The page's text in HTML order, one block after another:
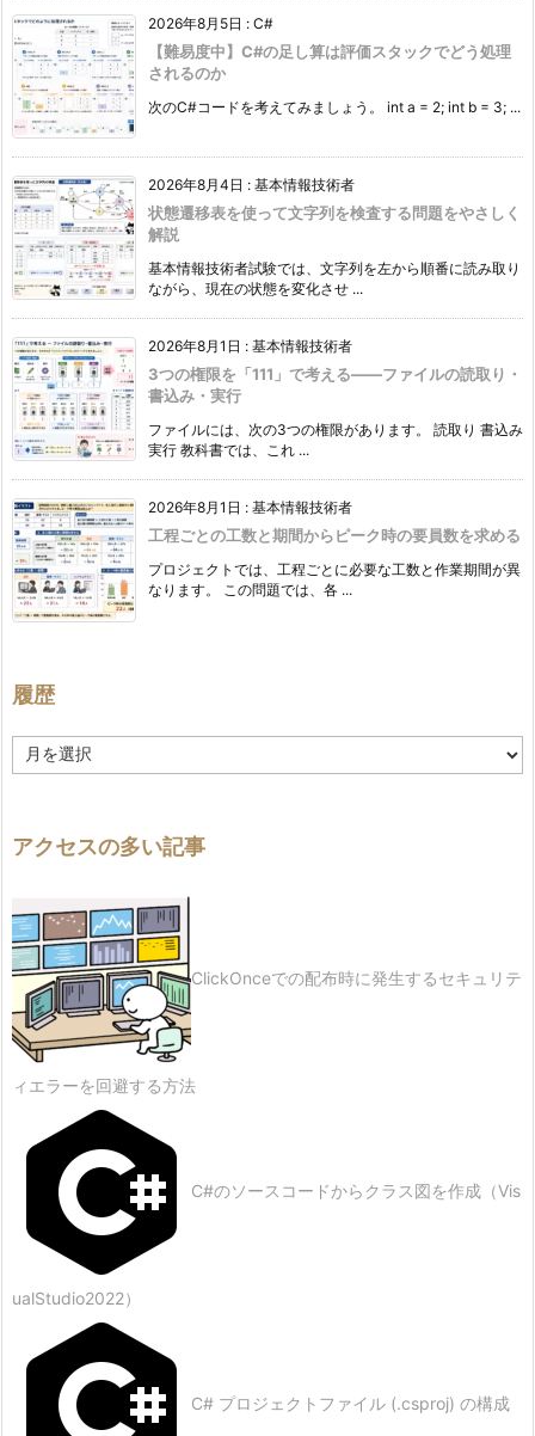
2026年8月5日 : C#
【難易度中】C#の足し算は評価スタックでどう処理
されるのか
次のC#コードを考えてみましょう。 int a = 2; int b = 3; ...
2026年8月4日 : 基本情報技術者
状態遷移表を使って文字列を検査する問題をやさしく
解説
基本情報技術者試験では、文字列を左から順番に読み取り
ながら、現在の状態を変化させ ...
2026年8月1日 : 基本情報技術者
3つの権限を「111」で考える――ファイルの読取り・
書込み・実行
ファイルには、次の3つの権限があります。 読取り 書込み
実行 教科書では、これ ...
2026年8月1日 : 基本情報技術者
工程ごとの工数と期間からピーク時の要員数を求める
プロジェクトでは、工程ごとに必要な工数と作業期間が異
なります。 この問題では、各 ...
履歴
歴
アクセスの多い記事
ClickOnceでの配布時に発生するセキュリテ
ィエラーを回避する方法
C#のソースコードからクラス図を作成（Vis
ualStudio2022）
C# プロジェクトファイル (.csproj) の構成